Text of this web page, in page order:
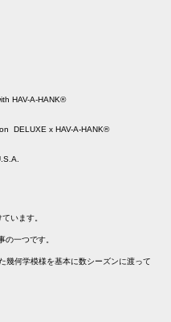
HAV-A-HANK®
DELUXE x HAV-A-HANK®
います。
の一つです。
幾何学模様を基本に数シーズンに渡って